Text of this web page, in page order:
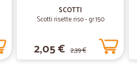
SCOTTI
Scotti risette riso - gr.150
2,05 € 2,39 €